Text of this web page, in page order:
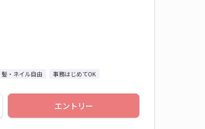
髪・ネイル自由 事務はじめてOK
エントリー